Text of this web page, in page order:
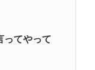
ってやって